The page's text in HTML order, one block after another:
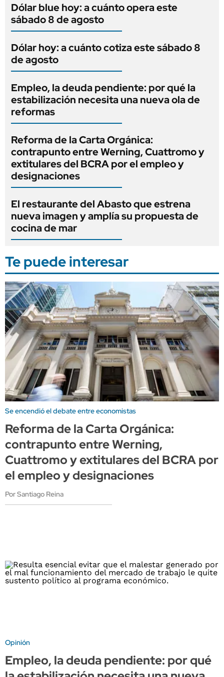
Dólar blue hoy: a cuánto opera este
sábado 8 de agosto
Dólar hoy: a cuánto cotiza este sábado 8
de agosto
Empleo, la deuda pendiente: por qué la
estabilización necesita una nueva ola de
reformas
Reforma de la Carta Orgánica:
contrapunto entre Werning, Cuattromo y
extitulares del BCRA por el empleo y
designaciones
El restaurante del Abasto que estrena
nueva imagen y amplía su propuesta de
cocina de mar
Te puede interesar
Se encendió el debate entre economistas
Reforma de la Carta Orgánica:
contrapunto entre Werning,
Cuattromo y extitulares del BCRA por
el empleo y designaciones
Por Santiago Reina
Opinión
Empleo, la deuda pendiente: por qué